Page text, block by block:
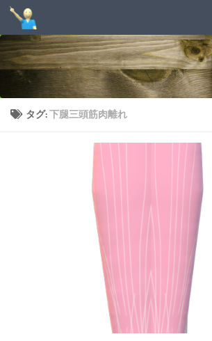
コンテンツへスキップ
タグ:下腿三頭筋肉離れ